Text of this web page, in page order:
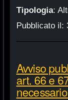
Tipologia:
Pubblicato il:
Avviso
art. 66 e